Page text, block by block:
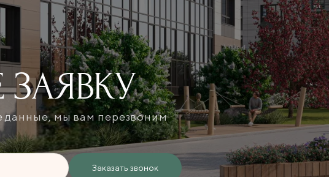
ЗАЯВКУ
данные, мы вам перезвоним
Заказать звонок